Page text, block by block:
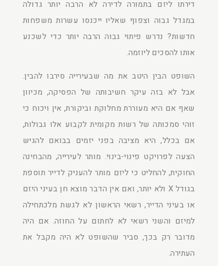
דירתו ליזם בתמורה לדירה לא הרבה יותר גדולה
במגדל גבוה וצפוף שאליו ייכנסו עשרות משפחות
חדשות? נדרש פיתוי גבוה הרבה יותר כדי לשכנע
אותו להסכים ליוזמה.
השופט הבין היטב את מה שבעירייה סירבו להבין.
אבל לא בזה עיקר חשיבותה של הפסיקה, מכיוון
שאף אם היא מעוררת מחלוקת וביקורת, אין ויכוח כי
זוהי סמכותה של רשות מקומית לקבוע אלו גבולות,
אם בכלל, היא מציבה בפני יזמים בבואם להגיש
הצעה לפרויקט פינוי-בינוי. מותר לעירייה, מהבחינה
החוקית, להחליט כי ליזם מותר להעניק לדייר תוספת
בגודל X ולא יותר, ואם אין הדבר מוצא חן בעיני היזם
או בעיני הדייר, רשאי הראשון לא לגשת מלכתחילה
למיזם והשני רשאי לא לחתום על החוזה. אם היה
מדובר רק בכך, סביר שהשופט לא היה מקבל את
העתירה.